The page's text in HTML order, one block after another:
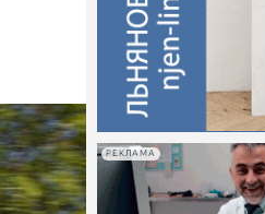
РЕКЛАМА